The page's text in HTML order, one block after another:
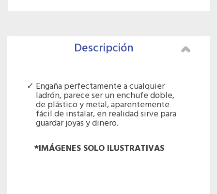
Descripción
Engaña perfectamente a cualquier
ladrón, parece ser un enchufe doble,
de plástico y metal, aparentemente
fácil de instalar, en realidad sirve para
guardar joyas y dinero.
*IMÁGENES SOLO ILUSTRATIVAS